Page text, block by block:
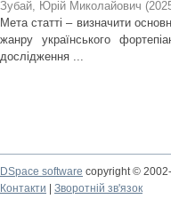
Зубай, Юрій Миколайович (
Мета статті – визначити
жанру українського
дослідження ...
DSpace software copyright ©
Контакти
Зворотній зв'язок